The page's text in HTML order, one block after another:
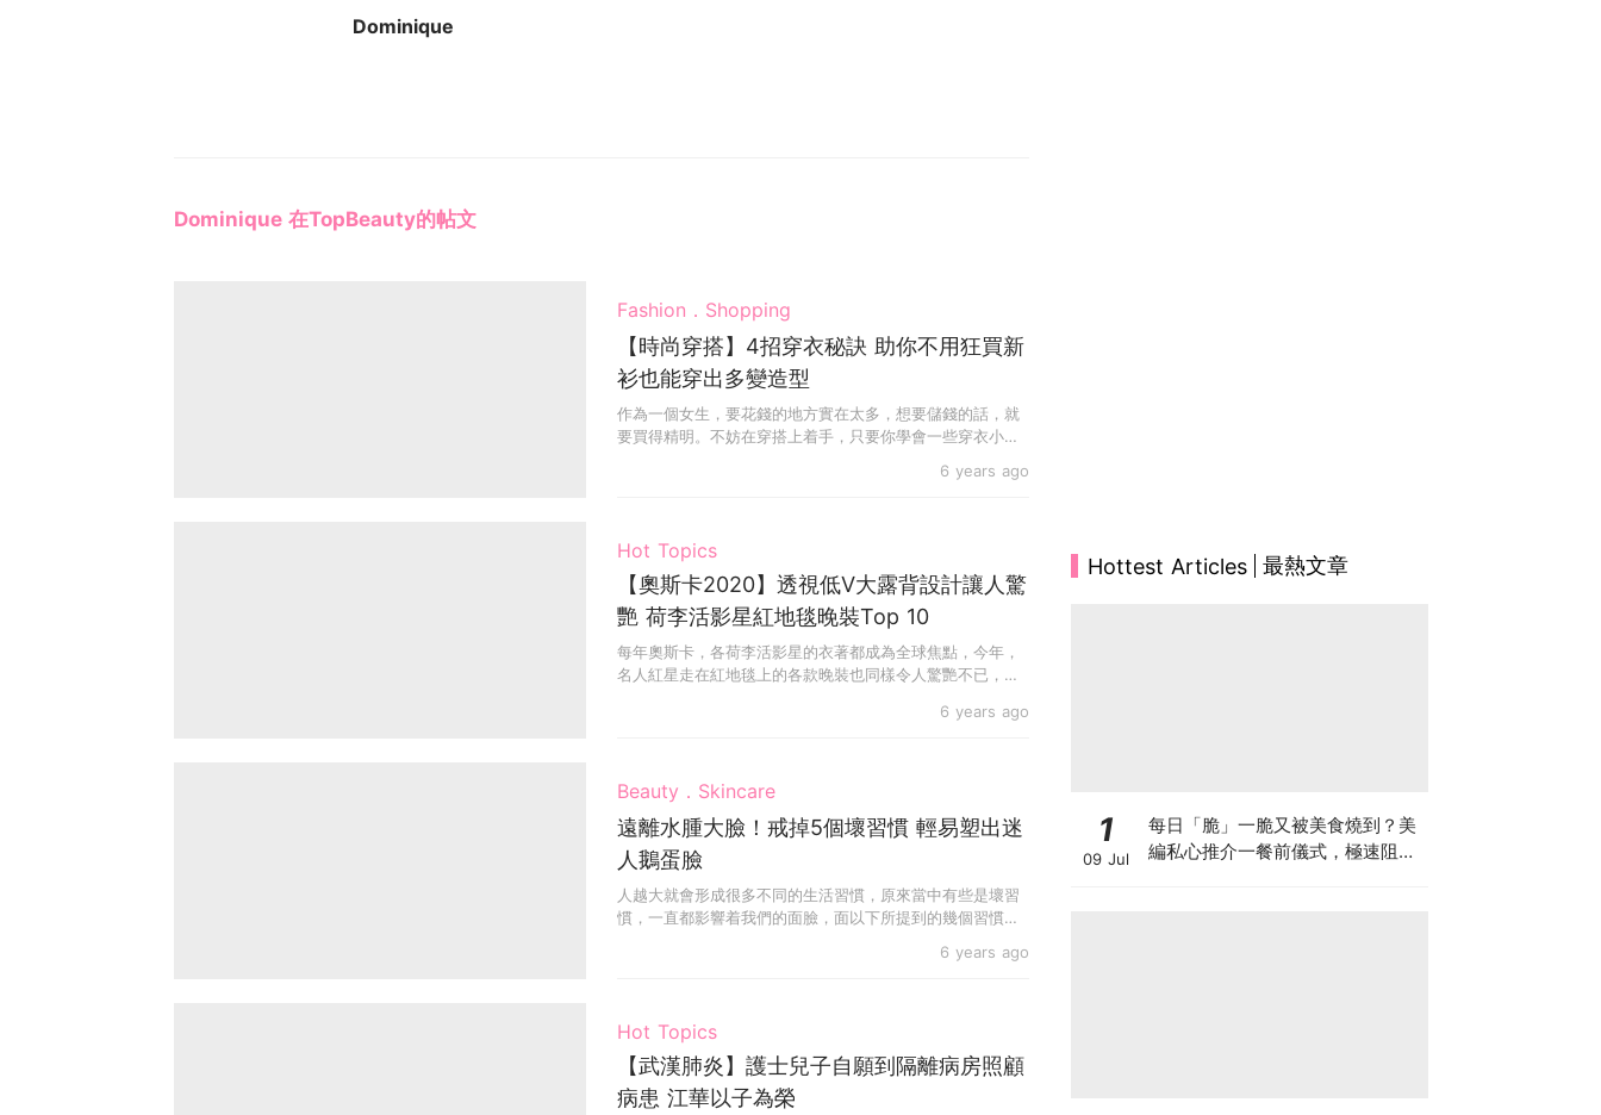
Dominique
Dominique 在TopBeauty的帖文
Fashion．Shopping
【時尚穿搭】4招穿衣秘訣 助你不用狂買新
衫也能穿出多變造型
作為一個女生，要花錢的地方實在太多，想要儲錢的話，就
要買得精明。不妨在穿搭上着手，只要你學會一些穿衣小秘
6 years ago
Hot Topics
【奧斯卡2020】透視低V大露背設計讓人驚
艷 荷李活影星紅地毯晚裝Top 10
每年奧斯卡，各荷李活影星的衣著都成為全球焦點，今年，
名人紅星走在紅地毯上的各款晚裝也同樣令人驚艷不已，現
6 years ago
Beauty．Skincare
遠離水腫大臉！戒掉5個壞習慣 輕易塑出迷
人鵝蛋臉
人越大就會形成很多不同的生活習慣，原來當中有些是壞習
慣，一直都影響着我們的面臉，面以下所提到的幾個習慣看
6 years ago
Hot Topics
【武漢肺炎】護士兒子自願到隔離病房照顧
病患 江華以子為榮
Hottest Articles 最熱文章
1
09 Jul
每日「脆」一脆又被美食燒到？美
編私心推介一餐前儀式，極速阻碳